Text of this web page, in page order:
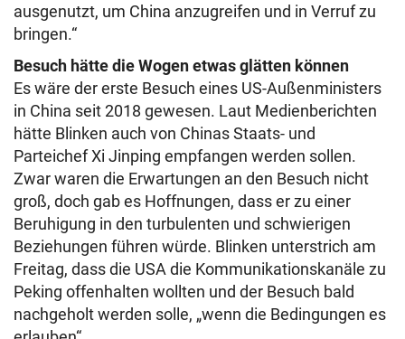
ausgenutzt, um China anzugreifen und in Verruf zu
bringen.“
Besuch hätte die Wogen etwas glätten können
Es wäre der erste Besuch eines US-Außenministers
in China seit 2018 gewesen. Laut Medienberichten
hätte Blinken auch von Chinas Staats- und
Parteichef Xi Jinping empfangen werden sollen.
Zwar waren die Erwartungen an den Besuch nicht
groß, doch gab es Hoffnungen, dass er zu einer
Beruhigung in den turbulenten und schwierigen
Beziehungen führen würde. Blinken unterstrich am
Freitag, dass die USA die Kommunikationskanäle zu
Peking offenhalten wollten und der Besuch bald
nachgeholt werden solle, „wenn die Bedingungen es